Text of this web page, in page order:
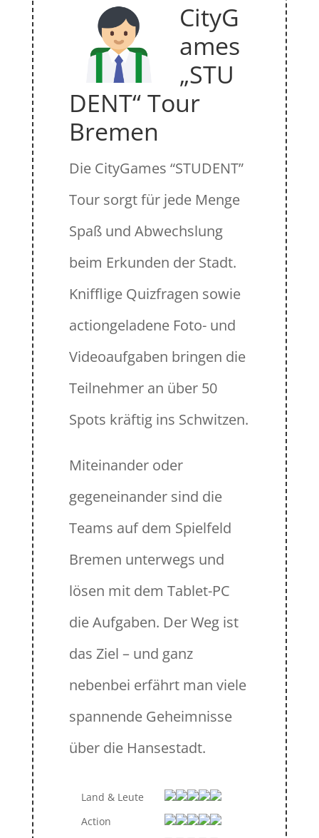
CityG
ames
„STU
DENT“ Tour
Bremen
Die CityGames “STUDENT”
Tour sorgt für jede Menge
Spaß und Abwechslung
beim Erkunden der Stadt.
Knifflige Quizfragen sowie
actiongeladene Foto- und
Videoaufgaben bringen die
Teilnehmer an über 50
Spots kräftig ins Schwitzen.
Miteinander oder
gegeneinander sind die
Teams auf dem Spielfeld
Bremen unterwegs und
lösen mit dem Tablet-PC
die Aufgaben. Der Weg ist
das Ziel – und ganz
nebenbei erfährt man viele
spannende Geheimnisse
über die Hansestadt.
Land & Leute
Action